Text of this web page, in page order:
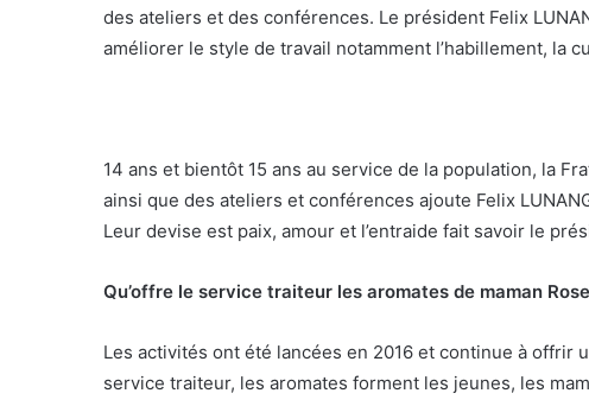
des ateliers et des conférences. Le président Felix
améliorer le style de travail notamment l’habillement, la
14 ans et bientôt 15 ans au service de la population, la
ainsi que des ateliers et conférences ajoute Felix
Leur devise est paix, amour et l’entraide fait savoir le
Qu’offre le service traiteur les aromates de maman
Les activités ont été lancées en 2016 et continue à
service traiteur, les aromates forment les jeunes, les